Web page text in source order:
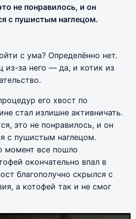
не понравилось, и он
с пушистым наглецом.
с ума? Определённо нет.
из-за него — да, и котик из
его хвост по
стал излишне активничать.
это не понравилось, и он
с пушистым наглецом.
момент все пошло
окончательно впал в
благополучно скрылся с
а котофей так и не смог